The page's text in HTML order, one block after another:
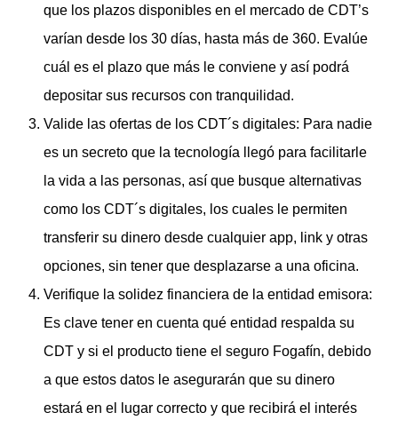
que los plazos disponibles en el mercado de CDT’s
varían desde los 30 días, hasta más de 360. Evalúe
cuál es el plazo que más le conviene y así podrá
depositar sus recursos con tranquilidad.
Valide las ofertas de los CDT´s digitales: Para nadie
es un secreto que la tecnología llegó para facilitarle
la vida a las personas, así que busque alternativas
como los CDT´s digitales, los cuales le permiten
transferir su dinero desde cualquier app, link y otras
opciones, sin tener que desplazarse a una oficina.
Verifique la solidez financiera de la entidad emisora:
Es clave tener en cuenta qué entidad respalda su
CDT y si el producto tiene el seguro Fogafín, debido
a que estos datos le asegurarán que su dinero
estará en el lugar correcto y que recibirá el interés